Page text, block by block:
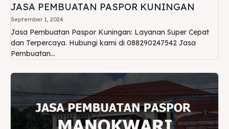
JASA PEMBUATAN PASPOR KUNINGAN
September 1, 2024
Jasa Pembuatan Paspor Kuningan: Layanan Super Cepat
dan Terpercaya. Hubungi kami di 088290247542 Jasa
Pembuatan...